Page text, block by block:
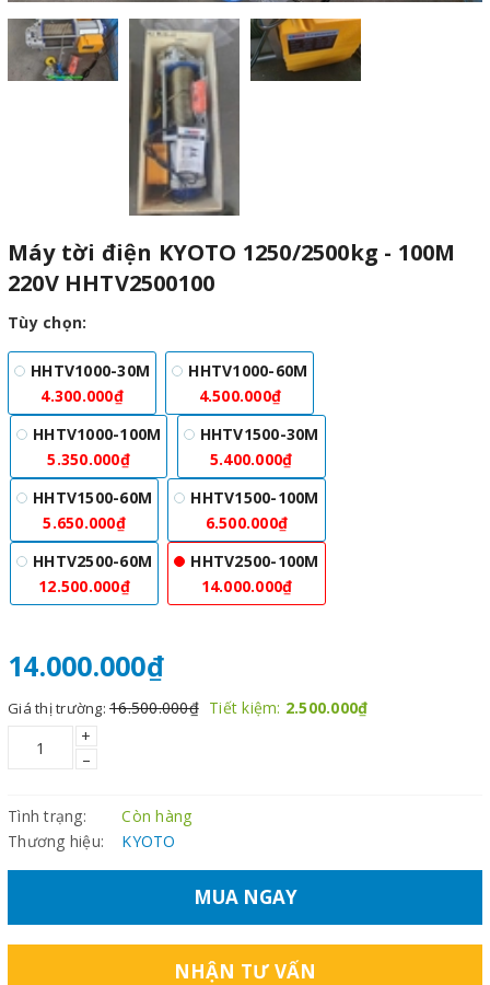
Máy tời điện KYOTO 1250/2500kg - 100M
220V HHTV2500100
Tùy chọn:
HHTV1000-30M
4.300.000₫
HHTV1000-60M
4.500.000₫
HHTV1000-100M
5.350.000₫
HHTV1500-30M
5.400.000₫
HHTV1500-60M
5.650.000₫
HHTV1500-100M
6.500.000₫
HHTV2500-60M
12.500.000₫
HHTV2500-100M
14.000.000₫
14.000.000₫
Giá thị trường: 16.500.000₫ Tiết kiệm: 2.500.000₫
+
–
Tình trạng:
Còn hàng
Thương hiệu:
KYOTO
MUA NGAY
NHẬN TƯ VẤN